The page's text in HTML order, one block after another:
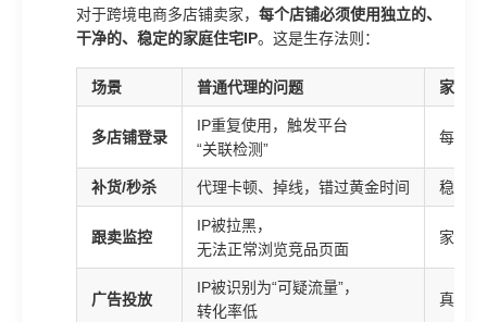
对于跨境电商多店铺卖家， 每个店铺必须使用独立的、
干净的、稳定的家庭住宅IP。这是生存法则：
场景 普通代理的问题 家庭
多店铺登录
IP重复使用，触发平台
“关联检测”
每个
补货/秒杀 代理卡顿、掉线，错过黄金时间 稳定
跟卖监控
IP被拉黑，
无法正常浏览竞品页面
家庭
广告投放
IP被识别为“可疑流量”，
转化率低
真实